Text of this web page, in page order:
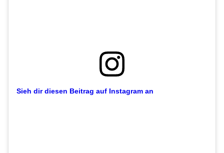
Sieh dir diesen Beitrag auf Instagram an